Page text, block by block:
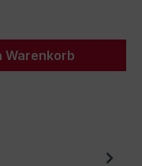
Warenkorb